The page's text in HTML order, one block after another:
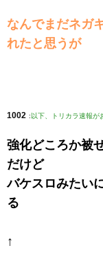
なんでまだネガ
れたと思うが
1002 : 以下、トリカラ速報が
強化どころか被
だけど
バケスロみたい
る
↑